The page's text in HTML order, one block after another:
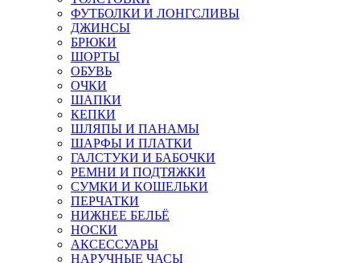
ФУТБОЛКИ И ЛОНГСЛИВЫ
ДЖИНСЫ
БРЮКИ
ШОРТЫ
ОБУВЬ
ОЧКИ
ШАПКИ
КЕПКИ
ШЛЯПЫ И ПАНАМЫ
ШАРФЫ И ПЛАТКИ
ГАЛСТУКИ И БАБОЧКИ
РЕМНИ И ПОДТЯЖКИ
СУМКИ И КОШЕЛЬКИ
ПЕРЧАТКИ
НИЖНЕЕ БЕЛЬЁ
НОСКИ
АКСЕССУАРЫ
НАРУЧНЫЕ ЧАСЫ